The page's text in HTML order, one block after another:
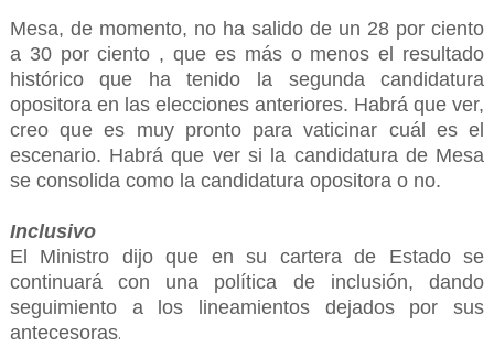
Mesa, de momento, no ha salido de un 28 por ciento
a 30 por ciento , que es más o menos el resultado
histórico que ha tenido la segunda candidatura
opositora en las elecciones anteriores. Habrá que ver,
creo que es muy pronto para vaticinar cuál es el
escenario. Habrá que ver si la candidatura de Mesa
se consolida como la candidatura opositora o no.
Inclusivo
El Ministro dijo que en su cartera de Estado se
continuará con una política de inclusión, dando
seguimiento a los lineamientos dejados por sus
antecesoras.